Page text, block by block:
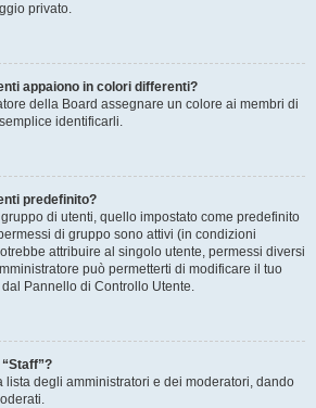
privato.
appaiono in colori differenti?
della Board assegnare un colore ai membri di
identificarli.
predefinito?
di utenti, quello impostato come predefinito
di gruppo sono attivi (in condizioni
attribuire al singolo utente, permessi diversi
può permetterti di modificare il tuo
Pannello di Controllo Utente.
lista degli amministratori e dei moderatori, dando